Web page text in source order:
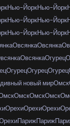
Нью-ЙоркНью-Йорк
Нью-ЙоркНью-Йорк
Нью-ЙоркНью-Йорк
ОвсянкаОвсянка
ОвсянкаОгурец
ОгурецОгурецОгурец
новый мирОмск
ОмскОмскОмск
ОрехиОрехиОрехи
ПарижПариж